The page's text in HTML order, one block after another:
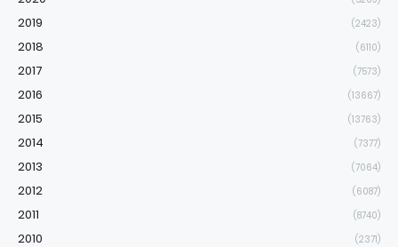
2019 (2423)
2018 (6110)
2017 (7573)
2016 (13667)
2015 (13763)
2014 (7377)
2013 (7064)
2012 (6087)
2011 (8740)
2010 (2371)